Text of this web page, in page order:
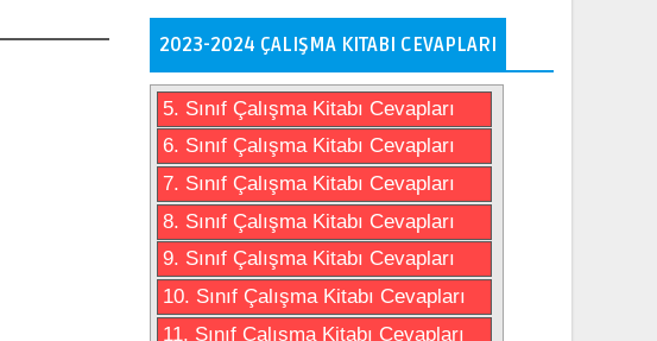
2023-2024 ÇALIŞMA KITABI CEVAPLARI
5. Sınıf Çalışma Kitabı Cevapları
6. Sınıf Çalışma Kitabı Cevapları
7. Sınıf Çalışma Kitabı Cevapları
8. Sınıf Çalışma Kitabı Cevapları
9. Sınıf Çalışma Kitabı Cevapları
10. Sınıf Çalışma Kitabı Cevapları
11. Sınıf Çalışma Kitabı Cevapları